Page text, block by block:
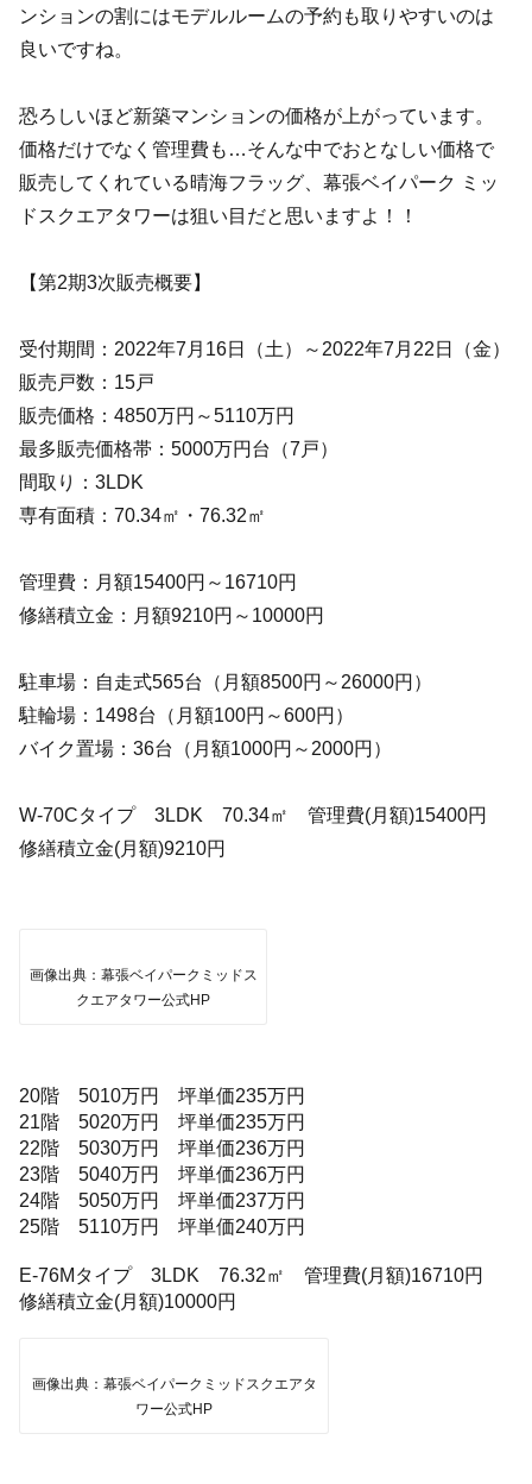
ンションの割にはモデルルームの予約も取りやすいのは
良いですね。
恐ろしいほど新築マンションの価格が上がっています。
価格だけでなく管理費も…そんな中でおとなしい価格で
販売してくれている晴海フラッグ、幕張ベイパーク ミッ
ドスクエアタワーは狙い目だと思いますよ！！
【第2期3次販売概要】
受付期間：2022年7月16日（土）～2022年7月22日（金）
販売戸数：15戸
販売価格：4850万円～5110万円
最多販売価格帯：5000万円台（7戸）
間取り：3LDK
専有面積：70.34㎡・76.32㎡
管理費：月額15400円～16710円
修繕積立金：月額9210円～10000円
駐車場：自走式565台（月額8500円～26000円）
駐輪場：1498台（月額100円～600円）
バイク置場：36台（月額1000円～2000円）
W-70Cタイプ 3LDK 70.34㎡ 管理費(月額)15400円
修繕積立金(月額)9210円
画像出典：幕張ベイパークミッドス
クエアタワー公式HP
20階 5010万円 坪単価235万円
21階 5020万円 坪単価235万円
22階 5030万円 坪単価236万円
23階 5040万円 坪単価236万円
24階 5050万円 坪単価237万円
25階 5110万円 坪単価240万円
E-76Mタイプ 3LDK 76.32㎡ 管理費(月額)16710円
修繕積立金(月額)10000円
画像出典：幕張ベイパークミッドスクエアタ
ワー公式HP